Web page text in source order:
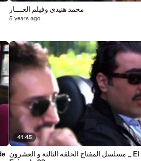
محمد هنيدى وفيلم العــــار
5 years ago
41:45
مسلسل المفتاح الحلقة الثالثة و العشرون _ El Moftah Series